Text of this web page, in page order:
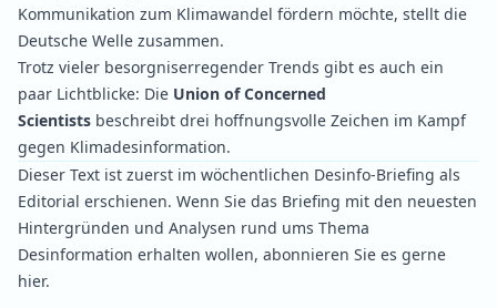
Kommunikation zum Klimawandel fördern möchte, stellt die
Deutsche Welle zusammen.
Trotz vieler besorgniserregender Trends gibt es auch ein
paar Lichtblicke: Die Union of Concerned
Scientists beschreibt drei hoffnungsvolle Zeichen im Kampf
gegen Klimadesinformation.
Dieser Text ist zuerst im wöchentlichen Desinfo-Briefing als
Editorial erschienen. Wenn Sie das Briefing mit den neuesten
Hintergründen und Analysen rund ums Thema
Desinformation erhalten wollen, abonnieren Sie es gerne
hier.